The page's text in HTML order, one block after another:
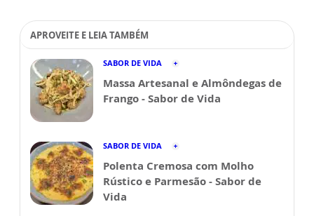
APROVEITE E LEIA TAMBÉM
SABOR DE VIDA
Massa Artesanal e Almôndegas de
Frango - Sabor de Vida
SABOR DE VIDA
Polenta Cremosa com Molho
Rústico e Parmesão - Sabor de
Vida